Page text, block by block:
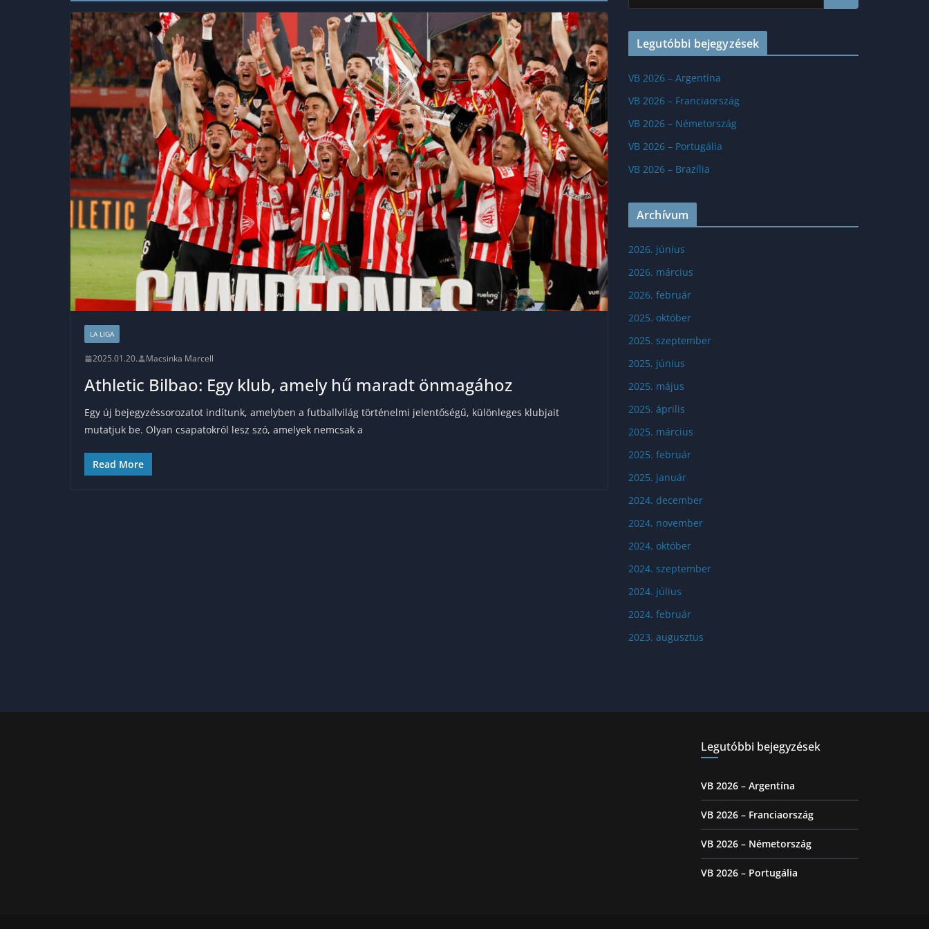
LA LIGA
2025.01.20. Macsinka Marcell
Athletic Bilbao: Egy klub, amely hű maradt önmagához
Egy új bejegyzéssorozatot indítunk, amelyben a futballvilág történelmi jelentőségű, különleges klubjait
mutatjuk be. Olyan csapatokról lesz szó, amelyek nemcsak a
Read More
Legutóbbi bejegyzések
VB 2026 – Argentína
VB 2026 – Franciaország
VB 2026 – Németország
VB 2026 – Portugália
VB 2026 – Brazília
Archívum
2026. június
2026. március
2026. február
2025. október
2025. szeptember
2025. június
2025. május
2025. április
2025. március
2025. február
2025. január
2024. december
2024. november
2024. október
2024. szeptember
2024. július
2024. február
2023. augusztus
Legutóbbi bejegyzések
VB 2026 – Argentína
VB 2026 – Franciaország
VB 2026 – Németország
VB 2026 – Portugália